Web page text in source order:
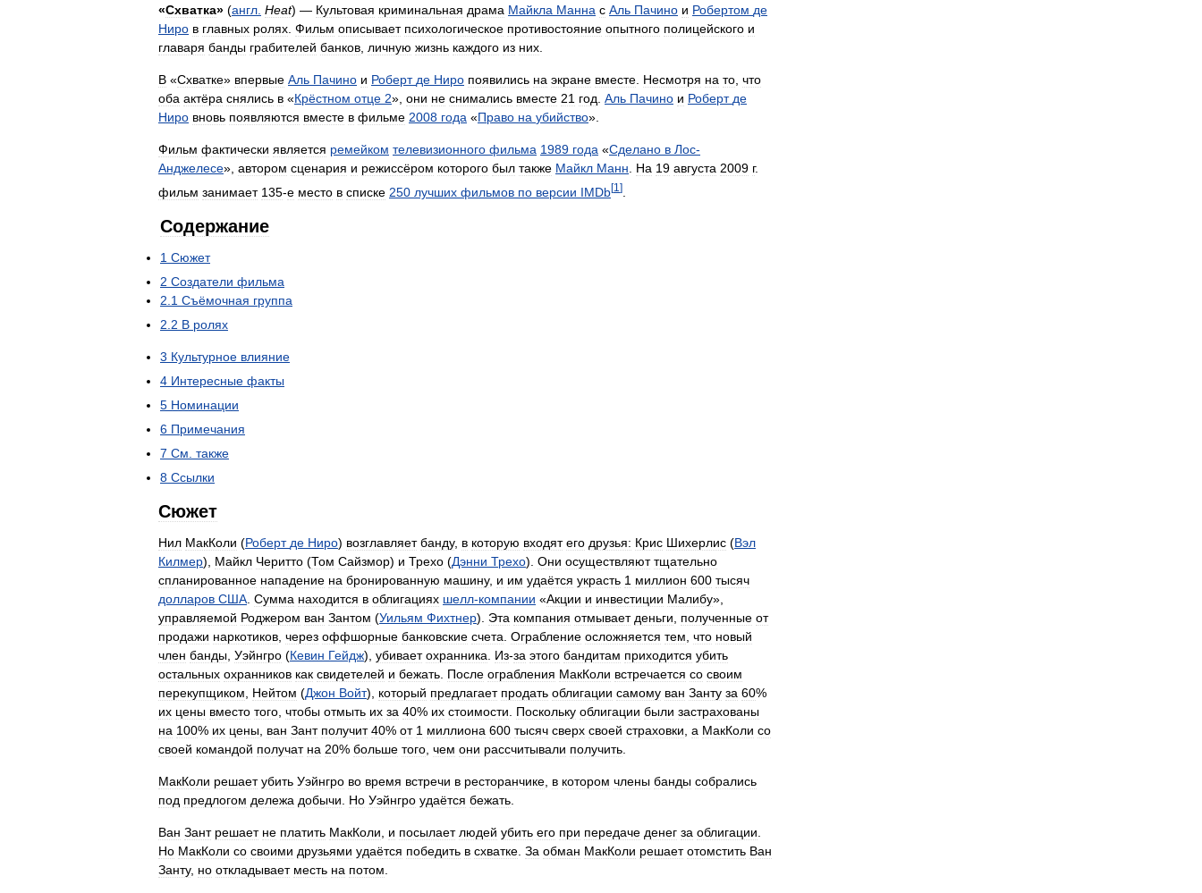
«Схватка» (англ Heat) — Культовая криминальная драма Майкла Манна с Аль Пачино и Робертом де
Ниро в главных ролях Фильм описывает психологическое противостояние опытного полицейского и
главаря банды грабителей банков личную жизнь каждого из них
В «Схватке» впервые Аль Пачино и Роберт де Ниро появились на экране вместе Несмотря на то что
оба актёра снялись в «Крёстном отце 2», они не снимались вместе 21 год Аль Пачино и Роберт де
Ниро вновь появляются вместе в фильме 2008 года «Право на убийство».
Фильм фактически является ремейком телевизионного фильма 1989 года «Сделано в Лос-
Анджелесе», автором сценария и режиссёром которого был также Майкл Манн На 19 августа 2009 г.
фильм занимает 135-е место в списке 250 лучших фильмов по версии IMDb[1 ]
Содержание
1 Сюжет
2 Создатели фильма
2 1 Съёмочная группа
2 2 В ролях
3 Культурное влияние
4 Интересные факты
5 Номинации
6 Примечания
7 См также
8 Ссылки
Сюжет
Нил МакКоли (Роберт де Ниро) возглавляет банду, в которую входят его друзья: Крис Шихерлис (Вэл
Килмер), Майкл Черитто (Том Сайзмор) и Трехо (Дэнни Трехо). Они осуществляют тщательно
спланированное нападение на бронированную машину, и им удаётся украсть 1 миллион 600 тысяч
долларов США Сумма находится в облигациях шелл-компании «Акции и инвестиции Малибу»,
управляемой Роджером ван Зантом (Уильям Фихтнер). Эта компания отмывает деньги полученные от
продажи наркотиков через оффшорные банковские счета Ограбление осложняется тем что новый
член банды Уэйнгро (Кевин Гейдж), убивает охранника Из-за этого бандитам приходится убить
остальных охранников как свидетелей и бежать После ограбления МакКоли встречается со своим
перекупщиком
Нейтом (Джон Войт), который предлагает продать облигации самому ван Занту за 60%
их цены вместо того чтобы отмыть их за 40% их стоимости Поскольку облигации были застрахованы
на 100% их цены ван Зант получит 40% от 1 миллиона 600 тысяч сверх своей страховки а МакКоли со
своей командой получат на 20% больше того чем они рассчитывали получить
МакКоли решает убить Уэйнгро во время встречи в ресторанчике в котором члены банды собрались
под предлогом дележа добычи Но Уэйнгро удаётся бежать
Ван Зант решает не платить МакКоли и посылает людей убить его при передаче денег за облигации
Но МакКоли со своими друзьями удаётся победить в схватке За обман МакКоли решает отомстить Ван
Занту, но откладывает месть на потом